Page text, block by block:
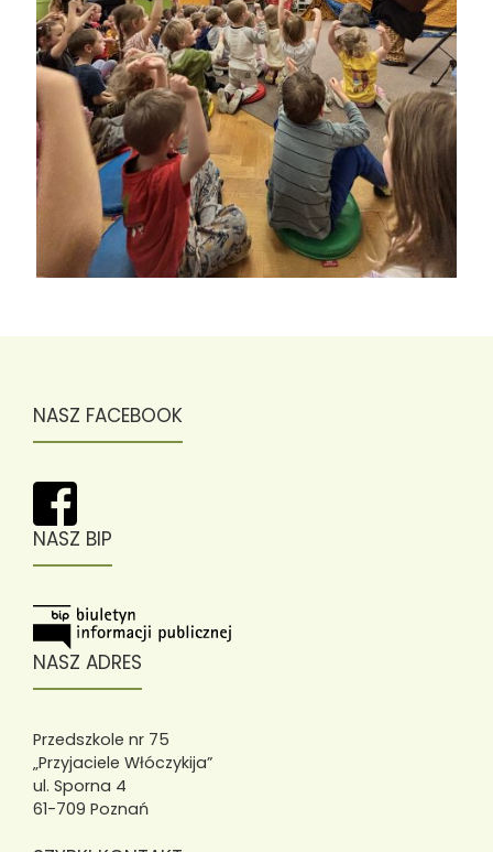
NASZ FACEBOOK
NASZ BIP
NASZ ADRES
Przedszkole nr 75
„Przyjaciele Włóczykija”
ul. Sporna 4
61-709 Poznań